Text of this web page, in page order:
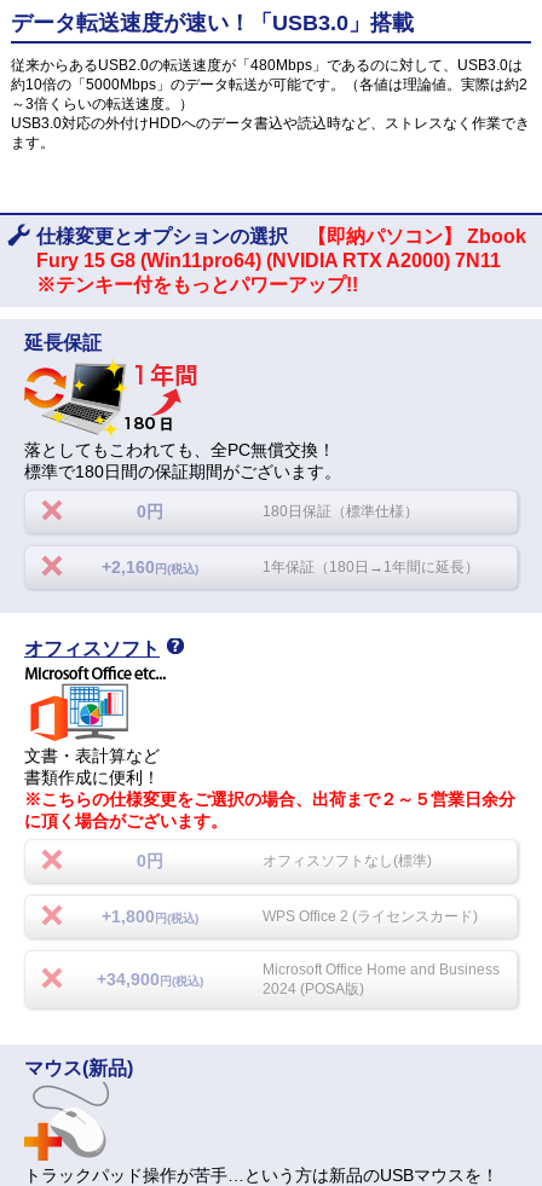
データ転送速度が速い！「USB3.0」搭載
従来からあるUSB2.0の転送速度が「480Mbps」であるのに対して、USB3.0は
約10倍の「5000Mbps」のデータ転送が可能です。（各値は理論値。実際は約2
～3倍くらいの転送速度。）
USB3.0対応の外付けHDDへのデータ書込や読込時など、ストレスなく作業でき
ます。
仕様変更とオプションの選択
【即納パソコン】 Zbook
Fury 15 G8 (Win11pro64) (NVIDIA RTX A2000) 7N11
※テンキー付をもっとパワーアップ!!
延長保証
落としてもこわれても、全PC無償交換！
標準で180日間の保証期間がございます。
0円 180日保証（標準仕様）
+2,160 円(税込) 1年保証（180日→1年間に延長）
オフィスソフト
文書・表計算など
書類作成に便利！
※こちらの仕様変更をご選択の場合、出荷まで２～５営業日余分
に頂く場合がございます。
0円 オフィスソフトなし(標準)
+1,800 円(税込) WPS Office 2 (ライセンスカード)
+34,900 円(税込)
Microsoft Office Home and Business
2024 (POSA版)
マウス(新品)
トラックパッド操作が苦手…という方は新品のUSBマウスを！